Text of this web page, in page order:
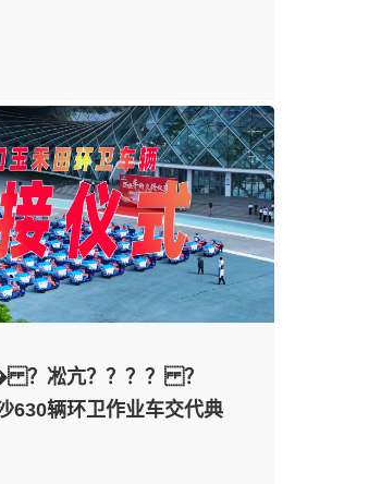
？凇亢？？？？ ？
630辆环卫作业车交代典